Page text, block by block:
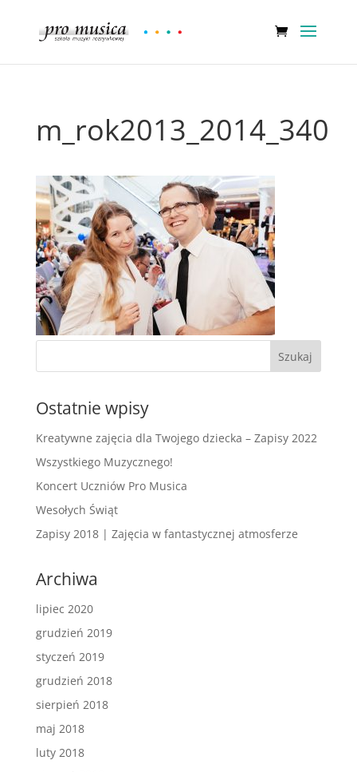
m_rok2013_2014_340
Ostatnie wpisy
Kreatywne zajęcia dla Twojego dziecka – Zapisy 2022
Wszystkiego Muzycznego!
Koncert Uczniów Pro Musica
Wesołych Świąt
Zapisy 2018 | Zajęcia w fantastycznej atmosferze
Archiwa
lipiec 2020
grudzień 2019
styczeń 2019
grudzień 2018
sierpień 2018
maj 2018
luty 2018